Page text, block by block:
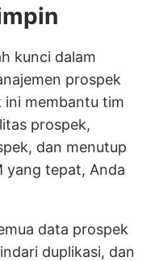
kunci dalam
prospek
ini membantu tim
prospek,
dan menutup
yang tepat, Anda
data prospek
duplikasi, dan